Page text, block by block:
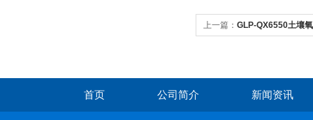
上一篇： GLP-QX6550土壤
首页 公司简介 新闻资讯